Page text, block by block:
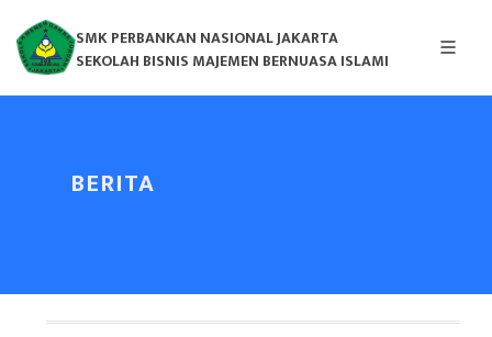
SMK PERBANKAN NASIONAL JAKARTA
SEKOLAH BISNIS MAJEMEN BERNUASA ISLAMI
BERITA